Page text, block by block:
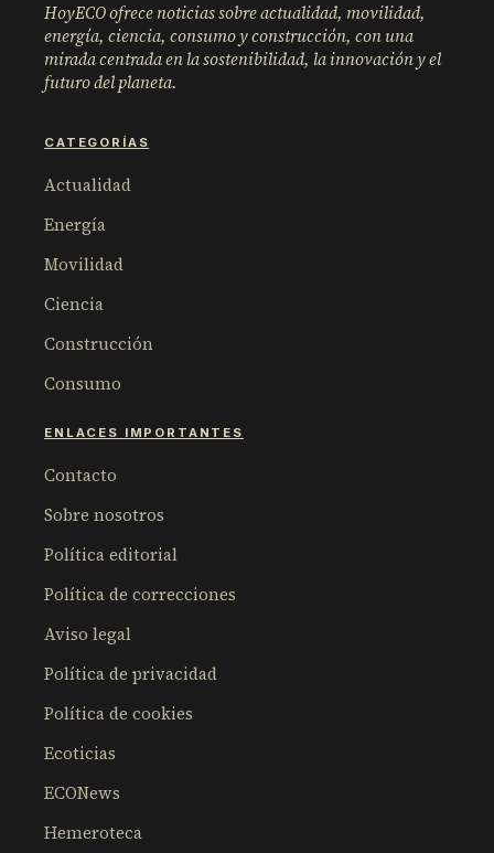
HoyECO ofrece noticias sobre actualidad, movilidad,
energía, ciencia, consumo y construcción, con una
mirada centrada en la sostenibilidad, la innovación y el
futuro del planeta.
CATEGORÍAS
Actualidad
Energía
Movilidad
Ciencia
Construcción
Consumo
ENLACES IMPORTANTES
Contacto
Sobre nosotros
Política editorial
Política de correcciones
Aviso legal
Política de privacidad
Política de cookies
Ecoticias
ECONews
Hemeroteca